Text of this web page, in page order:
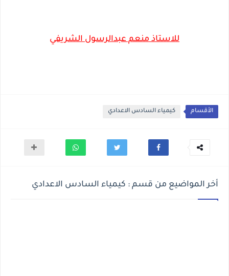
للاستاذ منعم عبدالرسول الشريفي
الأقسام كيمياء السادس الاعدادي
أخر المواضيع من قسم : كيمياء السادس الاعدادي